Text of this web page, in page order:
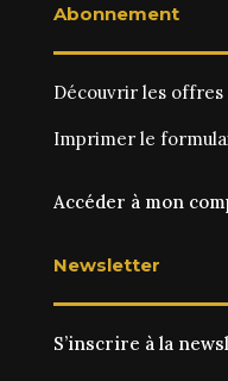
Abonnement
Découvrir les offres
Imprimer le
Accéder à mon
Newsletter
S’inscrire à la